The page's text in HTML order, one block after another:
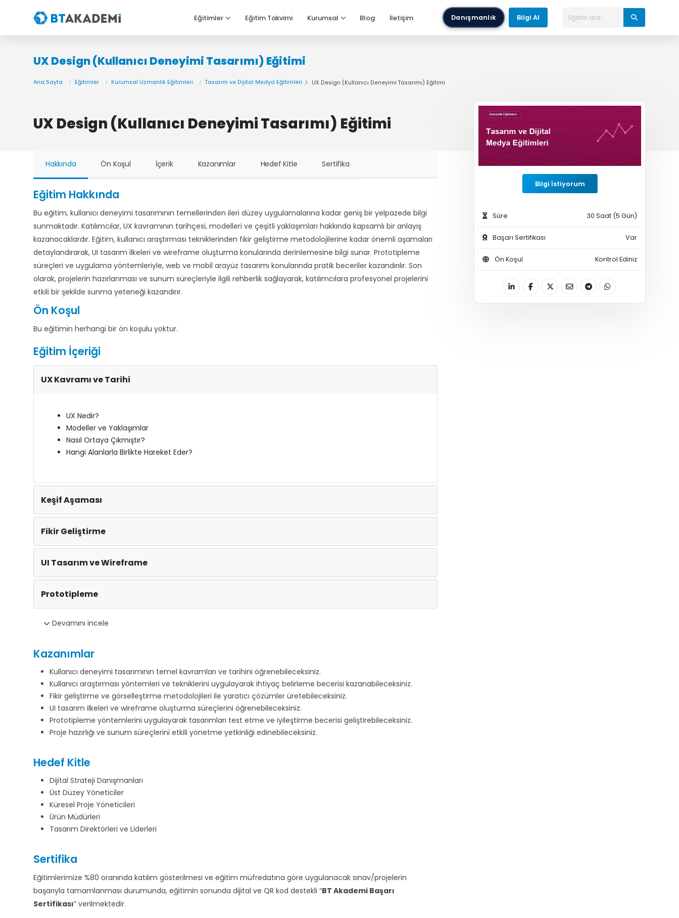
Eğitimler Eğitim Takvimi Kurumsal Blog İletişim Danışmanlık Bilgi Al
UX Design (Kullanıcı Deneyimi Tasarımı) Eğitimi
Ana Sayfa Eğitimler Kurumsal Uzmanlık Eğitimleri Tasarım ve Dijital Medya Eğitimleri UX Design (Kullanıcı Deneyimi Tasarımı) Eğitimi
UX Design (Kullanıcı Deneyimi Tasarımı) Eğitimi
Hakkında Ön Koşul İçerik Kazanımlar Hedef Kitle Sertifika
Eğitim Hakkında
Bu eğitim, kullanıcı deneyimi tasarımının temellerinden ileri düzey uygulamalarına kadar geniş bir yelpazede bilgi
sunmaktadır. Katılımcılar, UX kavramının tarihçesi, modelleri ve çeşitli yaklaşımları hakkında kapsamlı bir anlayış
kazanacaklardır. Eğitim, kullanıcı araştırması tekniklerinden fikir geliştirme metodolojilerine kadar önemli aşamaları
detaylandırarak, UI tasarım ilkeleri ve wireframe oluşturma konularında derinlemesine bilgi sunar. Prototipleme
süreçleri ve uygulama yöntemleriyle, web ve mobil arayüz tasarımı konularında pratik beceriler kazandırılır. Son
olarak, projelerin hazırlanması ve sunum süreçleriyle ilgili rehberlik sağlayarak, katılımcılara profesyonel projelerini
etkili bir şekilde sunma yeteneği kazandırır.
Ön Koşul
Bu eğitimin herhangi bir ön koşulu yoktur.
Eğitim İçeriği
UX Kavramı ve Tarihi
UX Nedir?
Modeller ve Yaklaşımlar
Nasıl Ortaya Çıkmıştır?
Hangi Alanlarla Birlikte Hareket Eder?
Keşif Aşaması
Fikir Geliştirme
UI Tasarım ve Wireframe
Prototipleme
Devamını incele
Kazanımlar
Kullanıcı deneyimi tasarımının temel kavramları ve tarihini öğrenebileceksiniz.
Kullanıcı araştırması yöntemleri ve tekniklerini uygulayarak ihtiyaç belirleme becerisi kazanabileceksiniz.
Fikir geliştirme ve görselleştirme metodolojileri ile yaratıcı çözümler üretebileceksiniz.
UI tasarım ilkeleri ve wireframe oluşturma süreçlerini öğrenebileceksiniz.
Prototipleme yöntemlerini uygulayarak tasarımları test etme ve iyileştirme becerisi geliştirebileceksiniz.
Proje hazırlığı ve sunum süreçlerini etkili yönetme yetkinliği edinebileceksiniz.
Hedef Kitle
Dijital Strateji Danışmanları
Üst Düzey Yöneticiler
Küresel Proje Yöneticileri
Ürün Müdürleri
Tasarım Direktörleri ve Liderleri
Sertifika
Eğitimlerimize %80 oranında katılım gösterilmesi ve eğitim müfredatına göre uygulanacak sınav/projelerin
başarıyla tamamlanması durumunda, eğitimin sonunda dijital ve QR kod destekli “BT Akademi Başarı
Sertifikası” verilmektedir.
Bilgi İstiyorum
Süre 30 Saat (5 Gün)
Başarı Sertifikası Var
Ön Koşul Kontrol Ediniz